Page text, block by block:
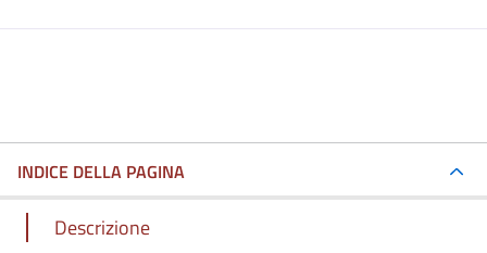
INDICE DELLA PAGINA
Descrizione